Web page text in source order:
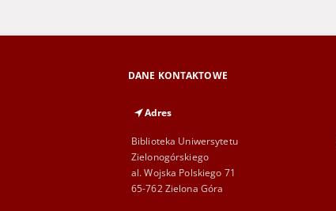
DANE KONTAKTOWE
Adres
Biblioteka Uniwersytetu
Zielonogórskiego
al. Wojska Polskiego 71
65-762 Zielona Góra